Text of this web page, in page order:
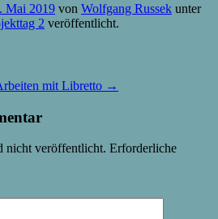
Mai 2019 von Wolfgang Russek unter
2 veröffentlicht.
mit Libretto →
nicht veröffentlicht. Erforderliche